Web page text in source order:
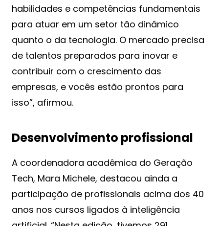
habilidades e competências fundamentais
para atuar em um setor tão dinâmico
quanto o da tecnologia. O mercado precisa
de talentos preparados para inovar e
contribuir com o crescimento das
empresas, e vocês estão prontos para
isso”, afirmou.
Desenvolvimento profissional
A coordenadora acadêmica do Geração
Tech, Mara Michele, destacou ainda a
participação de profissionais acima dos 40
anos nos cursos ligados à inteligência